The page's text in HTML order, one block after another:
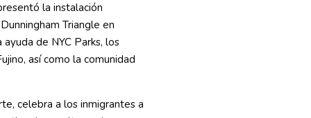
la instalación
Triangle en
de NYC Parks, los
así como la comunidad
celebra a los inmigrantes a